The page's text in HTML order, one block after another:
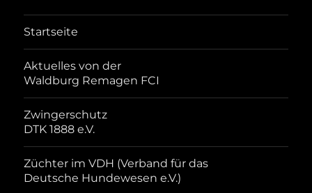
Startseite
Aktuelles von der
Waldburg Remagen FCI
Zwingerschutz
DTK 1888 e.V.
Züchter im VDH (Verband für das
Deutsche Hundewesen e.V.)